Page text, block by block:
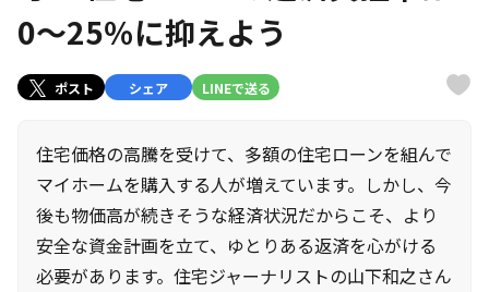
0〜25％に抑えよう
ポスト シェア LINEで送る
住宅価格の高騰を受けて、多額の住宅ローンを組んで
マイホームを購入する人が増えています。しかし、今
後も物価高が続きそうな経済状況だからこそ、より
安全な資金計画を立て、ゆとりある返済を心がける
必要があります。住宅ジャーナリストの山下和之さん